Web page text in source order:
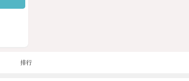
排行